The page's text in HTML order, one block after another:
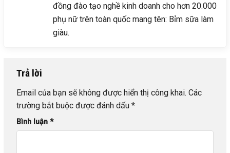
đồng đào tạo nghề kinh doanh cho hơn 20.000
phụ nữ trên toàn quốc mang tên: Bỉm sữa làm
giàu.
Trả lời
Email của bạn sẽ không được hiển thị công khai. Các
trường bắt buộc được đánh dấu *
Bình luận *